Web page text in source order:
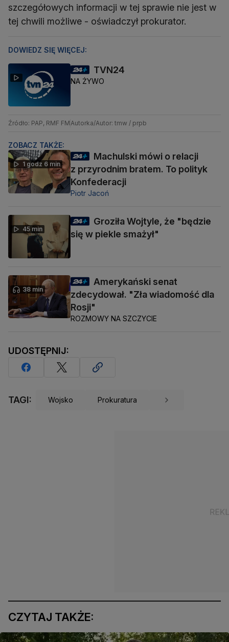
szczegółowych informacji w tej sprawie nie jest w
tej chwili możliwe - oświadczył prokurator.
DOWIEDZ SIĘ WIĘCEJ:
TVN24
NA ŻYWO
Źródło: PAP, RMF FMAutorka/Autor: tmw / prpb
ZOBACZ TAKŻE:
1 godz 6 min
Machulski mówi o relacji
z przyrodnim bratem. To polityk
Konfederacji
Piotr Jacoń
45 min
Groziła Wojtyle, że "będzie
się w piekle smażył"
38 min
Amerykański senat
zdecydował. "Zła wiadomość dla
Rosji"
ROZMOWY NA SZCZYCIE
UDOSTĘPNIJ:
TAGI: Wojsko Prokuratura
CZYTAJ TAKŻE: